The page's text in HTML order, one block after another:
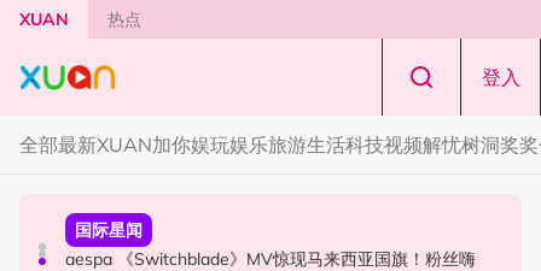
Skip to main content
XUAN 热点
登入
全部最新XUAN加你娱玩娱乐旅游生活科技视频解忧树洞奖
本地星闻
Astro Originals 中文剧集《暮光公馆》开镜！徐彬出演神
国际星闻
aespa 《Switchblade》MV惊现马来西亚国旗！粉丝嗨
中港台新
张继聪被记者问陈凯琳风波！当场“定格”示范最强公关应对